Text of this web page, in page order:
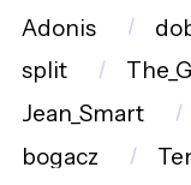
Adonis
split
Jean_Smart
bogacz